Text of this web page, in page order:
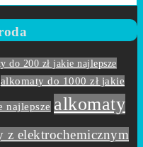
do 200 zł jakie najlepsze
alkomaty do 1000 zł jakie
najlepsze alkomaty
z elektrochemicznym